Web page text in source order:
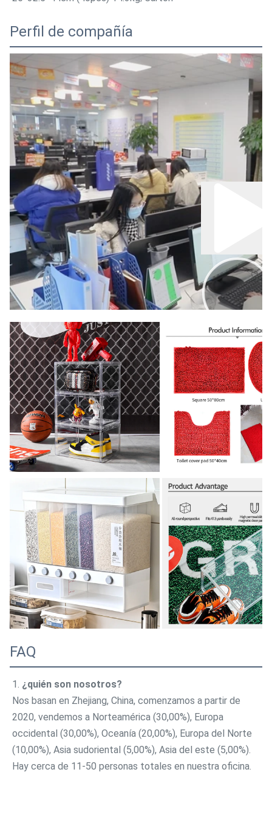
Perfil de compañía
00:00
02:00
FAQ
1. ¿quién son nosotros?
Nos basan en Zhejiang, China, comenzamos a partir de
2020, vendemos a Norteamérica (30,00%), Europa
occidental (30,00%), Oceanía (20,00%), Europa del Norte
(10,00%), Asia sudoriental (5,00%), Asia del este (5,00%).
Hay cerca de 11-50 personas totales en nuestra oficina.